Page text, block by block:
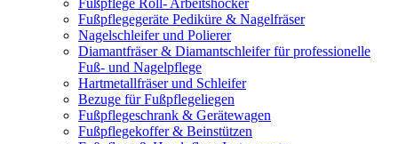
Fußpflege Roll- Arbeitshocker
Fußpflegegeräte Pediküre & Nagelfräser
Nagelschleifer und Polierer
Diamantfräser & Diamantschleifer für professionelle
Fuß- und Nagelpflege
Hartmetallfräser und Schleifer
Bezuge für Fußpflegeliegen
Fußpflegeschrank & Gerätewagen
Fußpflegekoffer & Beinstützen